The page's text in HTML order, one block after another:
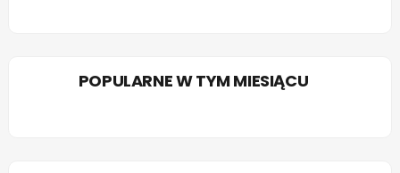
POPULARNE W TYM MIESIĄCU